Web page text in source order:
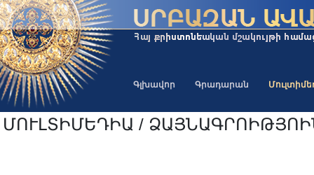
Գլխավոր Գրադարան
ՄՈՒԼՏԻՄԵԴԻԱ /